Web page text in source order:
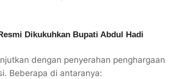
Dikukuhkan Bupati Abdul Hadi
dengan penyerahan penghargaan
Beberapa di antaranya: